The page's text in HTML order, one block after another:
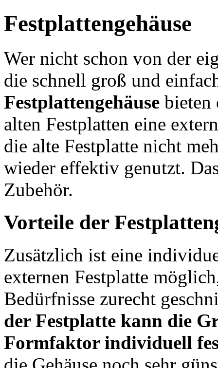
Festplattengehäuse
Wer nicht schon von der
die schnell groß und
Festplattengehäuse bieten
alten Festplatten eine
die alte Festplatte nicht
wieder effektiv genutzt.
Zubehör.
Vorteile der
Zusätzlich ist eine
externen Festplatte
Bedürfnisse zurecht
der Festplatte kann die
Formfaktor individuell